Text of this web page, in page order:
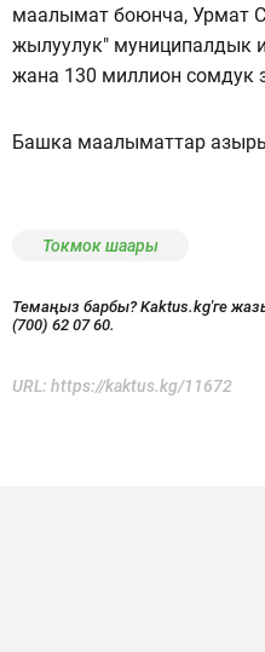
маалымат боюнча, Урмат
жылуулук" муниципалдык
жана 130 миллион сомдук
Башка маалыматтар
Токмок шаары
Темаңыз барбы? Kaktus.kg'ге
(700) 62 07 60.
URL: https://kaktus.kg/11672